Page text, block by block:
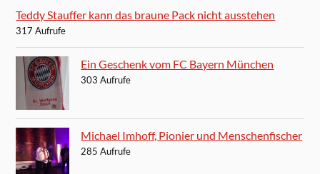
Teddy Stauffer kann das braune Pack nicht ausstehen
317 Aufrufe
Ein Geschenk vom FC Bayern München
303 Aufrufe
Michael Imhoff, Pionier und Menschenfischer
285 Aufrufe